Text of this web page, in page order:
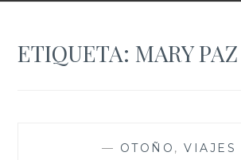
ETIQUETA: MARY PAZ
— OTOÑO ,VIAJES